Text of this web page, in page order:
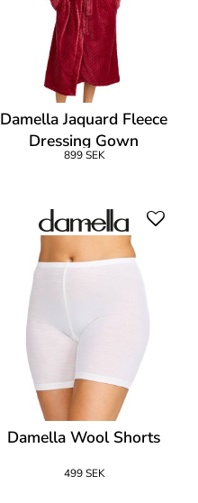
Damella Jaquard Fleece
Dressing Gown
899 SEK
Damella Wool Shorts
499 SEK